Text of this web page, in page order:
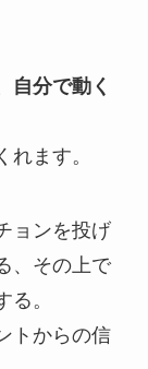
自分で動く
ます。
ョンを投げ
、その上で
。
トからの信